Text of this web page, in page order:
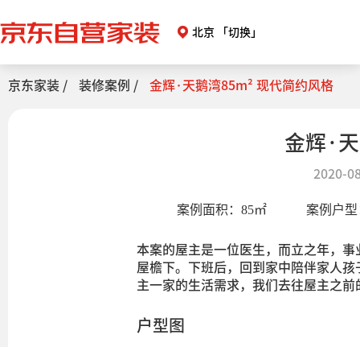
北京 「切换」
京东家装 / 装修案例 / 金辉·天鹅湾85m² 现代简约风格
金辉·
2020-
案例面积： 85㎡ 案例户型
本案的屋主是一位医生，而立之年，
屋檐下。下班后，回到家中陪伴家人
主一家的生活需求，我们去往屋主之前
户型图